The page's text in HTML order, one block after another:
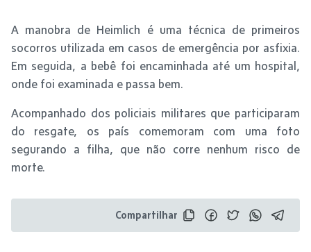
A manobra de Heimlich é uma técnica de primeiros
socorros utilizada em casos de emergência por asfixia.
Em seguida, a bebê foi encaminhada até um hospital,
onde foi examinada e passa bem.
Acompanhado dos policiais militares que participaram
do resgate, os país comemoram com uma foto
segurando a filha, que não corre nenhum risco de
morte.
Compartilhar